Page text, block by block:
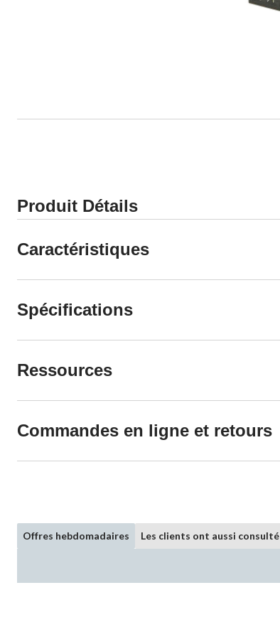
Produit Détails
Caractéristiques
Spécifications
Ressources
Commandes en ligne et retours
Offres hebdomadaires Les clients ont aussi consulté